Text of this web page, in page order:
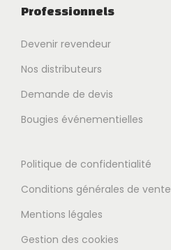
Professionnels
Devenir revendeur
Nos distributeurs
Demande de devis
Bougies événementielles
Politique de confidentialité
Conditions générales de vente
Mentions légales
Gestion des cookies